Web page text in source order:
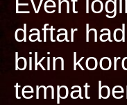
daftar
bikin
tempat